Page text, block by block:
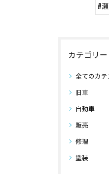
#
カテゴリー
全てのカ
旧車
自動車
販売
修理
塗装